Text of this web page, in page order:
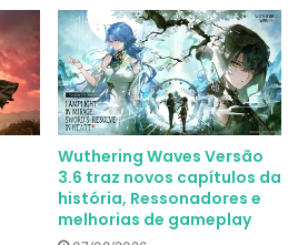
Wuthering Waves Versão
3.6 traz novos capítulos da
história, Ressonadores e
melhorias de gameplay